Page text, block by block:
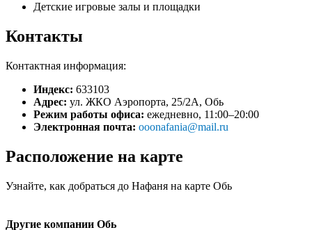
Детские игровые залы и площадки
Контакты
Контактная информация:
Индекс: 633103
Адрес: ул. ЖКО Аэропорта, 25/2А, Обь
Режим работы офиса: ежедневно, 11:00–20:00
Электронная почта: ooonafania@mail.ru
Расположение на карте
Узнайте, как добраться до Нафаня на карте Обь
Другие компании Обь